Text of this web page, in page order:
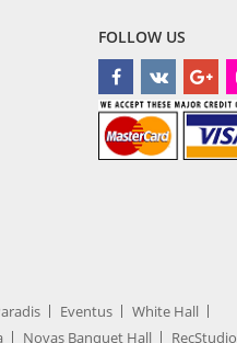
FOLLOW US
Eventus
White Hall
Novas Banquet Hall RecStudio